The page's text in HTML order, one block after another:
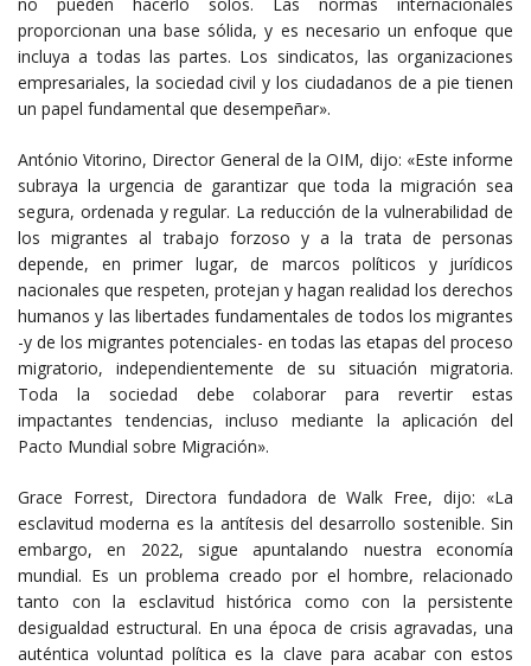
proporcionan una base sólida, y es necesario un enfoque que
incluya a todas las partes. Los sindicatos, las organizaciones
empresariales, la sociedad civil y los ciudadanos de a pie tienen
un papel fundamental que desempeñar».
António Vitorino, Director General de la OIM, dijo: «Este informe
subraya la urgencia de garantizar que toda la migración sea
segura, ordenada y regular. La reducción de la vulnerabilidad de
los migrantes al trabajo forzoso y a la trata de personas
depende, en primer lugar, de marcos políticos y jurídicos
nacionales que respeten, protejan y hagan realidad los derechos
humanos y las libertades fundamentales de todos los migrantes
-y de los migrantes potenciales- en todas las etapas del proceso
migratorio, independientemente de su situación migratoria.
Toda la sociedad debe colaborar para revertir estas
impactantes tendencias, incluso mediante la aplicación del
Pacto Mundial sobre Migración».
Grace Forrest, Directora fundadora de Walk Free, dijo: «La
esclavitud moderna es la antítesis del desarrollo sostenible. Sin
embargo, en 2022, sigue apuntalando nuestra economía
mundial. Es un problema creado por el hombre, relacionado
tanto con la esclavitud histórica como con la persistente
desigualdad estructural. En una época de crisis agravadas, una
auténtica voluntad política es la clave para acabar con estos